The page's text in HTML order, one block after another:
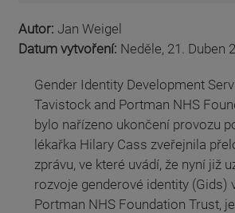
Autor: Jan Weigel
Datum vytvoření: Neděle, 21. Duben
Gender Identity Development
Tavistock and Portman NHS
bylo nařízeno ukončení provozu
lékařka Hilary Cass zveřejnila
zprávu, ve které uvádí, že nyní již
rozvoje genderové identity (Gids)
Portman NHS Foundation Trust,